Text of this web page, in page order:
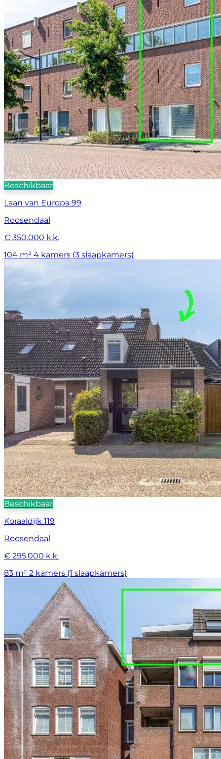
Beschikbaar
Laan van Europa 99
Roosendaal
€ 350.000 k.k.
104 m² 4 kamers (3 slaapkamers)
Beschikbaar
Koraaldijk 119
Roosendaal
€ 295.000 k.k.
83 m² 2 kamers (1 slaapkamers)